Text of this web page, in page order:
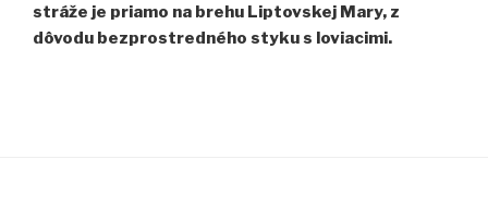
stráže je priamo na brehu Liptovskej Mary, z
dôvodu bezprostredného styku s loviacimi.